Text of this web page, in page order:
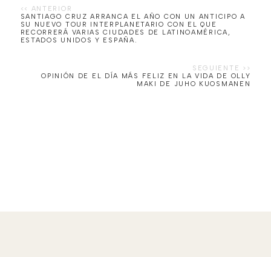
SANTIAGO CRUZ ARRANCA EL AÑO CON UN ANTICIPO A
SU NUEVO TOUR INTERPLANETARIO CON EL QUE
RECORRERÁ VARIAS CIUDADES DE LATINOAMÉRICA,
ESTADOS UNIDOS Y ESPAÑA.
OPINIÓN DE EL DÍA MÁS FELIZ EN LA VIDA DE OLLY
MAKI DE JUHO KUOSMANEN